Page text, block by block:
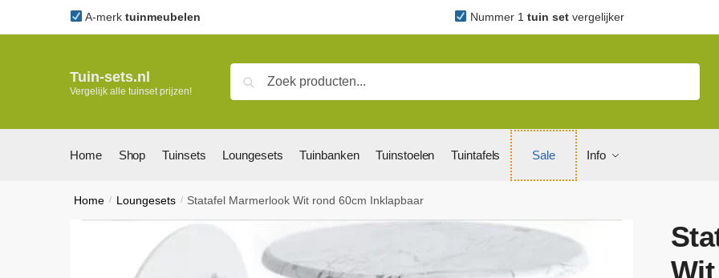
A-merk tuinmeubelen Nummer 1 tuin set vergelijker
Tuin-sets.nl
Vergelijk alle tuinset prijzen!
Zoeken
Home Shop Tuinsets Loungesets Tuinbanken Tuinstoelen Tuintafels Sale Info
Home / Loungesets / Statafel Marmerlook Wit rond 60cm Inklapbaar